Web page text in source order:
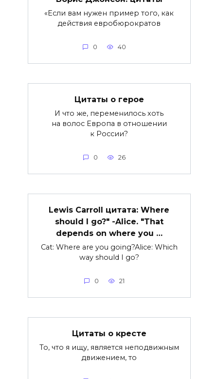
«Если вам нужен пример того, как
действия евробюрократов
0 40
Цитаты о герое
И что же, переменилось хоть
на волос Европа в отношении
к России?
0 26
Lewis Carroll цитата: Where
should I go?" -Alice. "That
depends on where you …
Cat: Where are you going?Alice: Which
way should I go?
0 21
Цитаты о кресте
То, что я ищу, является неподвижным
движением, то